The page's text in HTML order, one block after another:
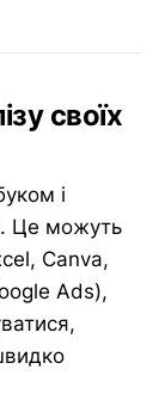
своїх
і
Це можуть
Canva,
Ads),